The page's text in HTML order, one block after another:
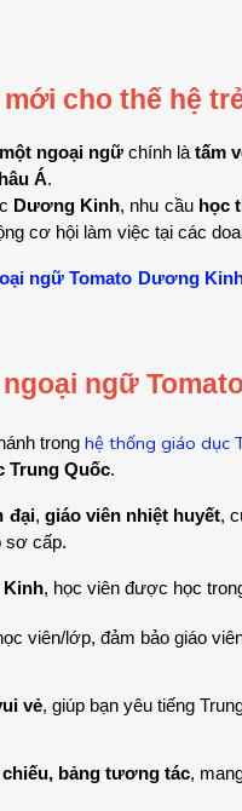
cho thế hệ
ngoại ngữ chính là tấm
Á.
Dương Kinh, nhu cầu học
cơ hội làm việc tại các
ngữ Tomato Dương
ngữ
trong hệ thống giáo dục
Trung Quốc.
đại, giáo viên nhiệt huyết,
sơ cấp.
Kinh, học viên được học
viên/lớp, đảm bảo giáo
vẻ, giúp bạn yêu tiếng
chiếu, bảng tương tác,